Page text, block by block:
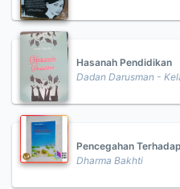
Hasanah Pendidikan
Dadan Darusman -
Pencegahan
Dharma Bakhti